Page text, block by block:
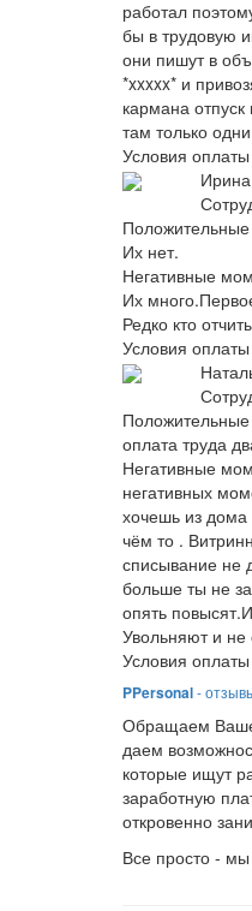
работал
бы в трудовую
они пишут в
*xxxxx* и
кармана
там только
Условия
Ирина
Их нет.
Негативные
Их
Редко кто
Условия
оплата труда
Негативные
негативных
хочешь из дома
чём то .
списывание не
больше ты не
опять
Увольняют и не
Условия
PPersonal-
Обращаем Ваше
даем
которые ищут
заработную
откровенно
Все просто -